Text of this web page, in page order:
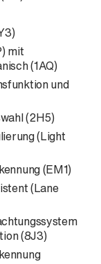
mit
(1AQ)
und
(2H5)
(Light
(EM1)
(Lane
(8J3)